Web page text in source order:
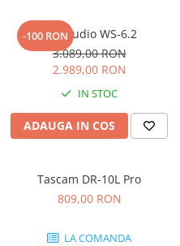
-100 RON
Kali Audio WS-6.2
3.089,00 RON
2.989,00 RON
IN STOC
ADAUGA IN COS
Tascam DR-10L Pro
809,00 RON
LA COMANDA